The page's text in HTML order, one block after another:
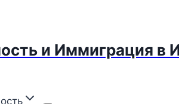
и Иммиграция в